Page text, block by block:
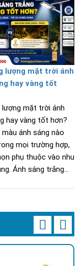
lượng mặt trời ánh
hay vàng tốt
lượng mặt trời ánh
hay vàng tốt hơn?
ánh sáng nào
mọi trường hợp,
phụ thuộc vào nhu
Ánh sáng trắng...